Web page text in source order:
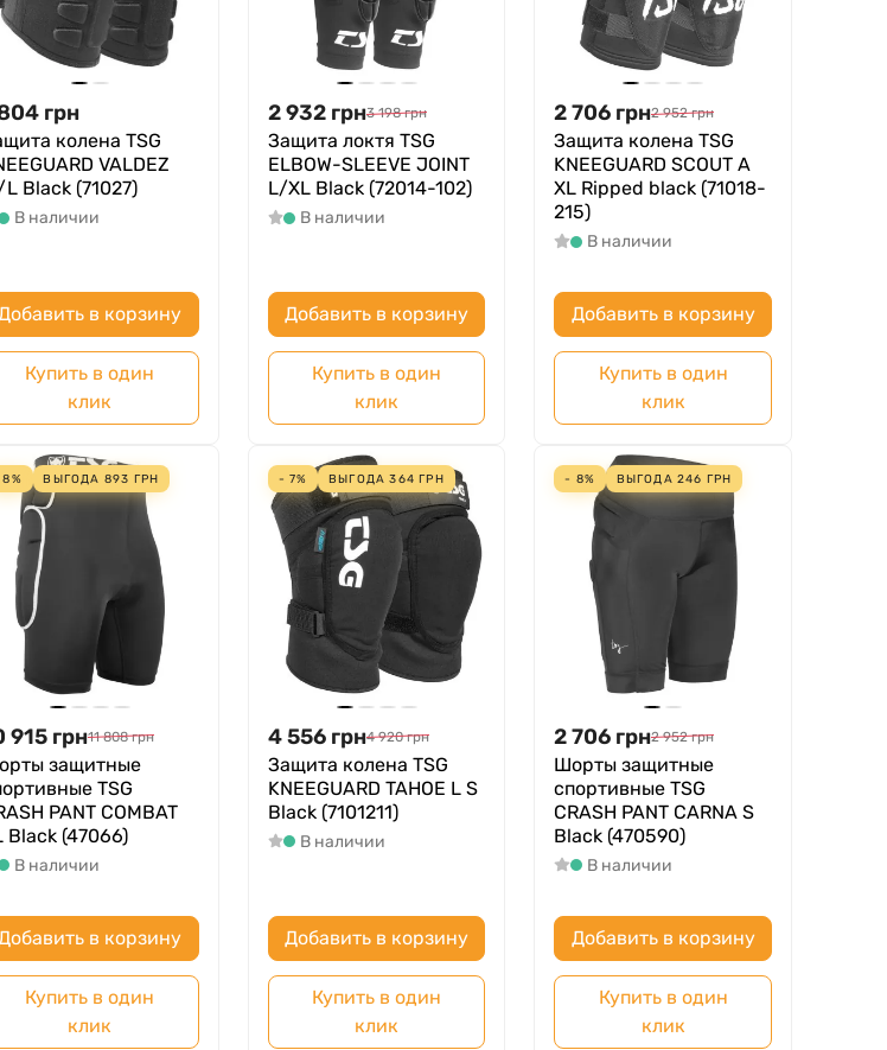
грн
колена TSG
VALDEZ
Black (71027)
В наличии
в корзину
Купить в один
клик
2 932 грн3 198 грн
Защита локтя TSG
ELBOW-SLEEVE JOINT
L/XL Black (72014-102)
В наличии
Добавить в корзину
Купить в один
клик
2 706 грн2 952 грн
Защита колена TSG
KNEEGUARD SCOUT A
XL Ripped black (71018-
215)
В наличии
Добавить в корзину
Купить в один
клик
ВЫГОДА 893 ГРН
915 грн11 808 грн
защитные
TSG
PANT COMBAT
Black (47066)
В наличии
в корзину
Купить в один
клик
- 7% ВЫГОДА364 ГРН
4 556 грн4 920 грн
Защита колена TSG
KNEEGUARD TAHOE L S
Black (7101211)
В наличии
Добавить в корзину
Купить в один
клик
- 8% ВЫГОДА 246 ГРН
2 706 грн2 952 грн
Шорты защитные
спортивные TSG
CRASH PANT CARNA S
Black (470590)
В наличии
Добавить в корзину
Купить в один
клик